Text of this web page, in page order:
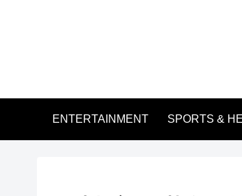
ENTERTAINMENT SPORTS &